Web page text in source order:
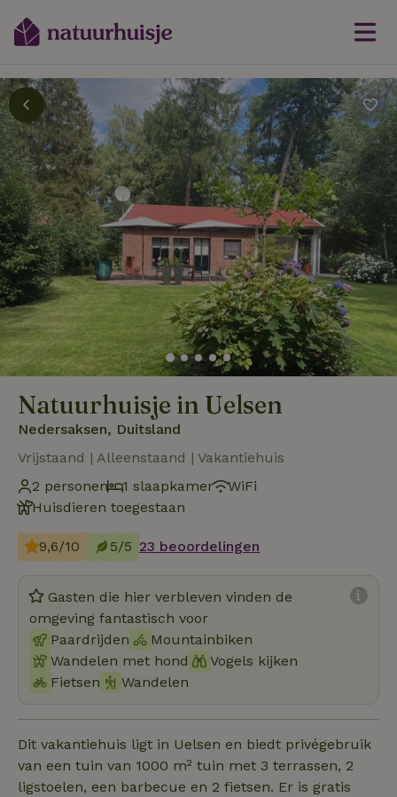
Natuurhuisje in Uelsen
Nedersaksen, Duitsland
Vrijstaand | Alleenstaand | Vakantiehuis
2 personen
1 slaapkamer
WiFi
Huisdieren toegestaan
9,6/10 5/5 23 beoordelingen
Gasten die hier verbleven vinden de
omgeving fantastisch voor
Paardrijden
Mountainbiken
Wandelen met hond
Vogels kijken
Fietsen
Wandelen
Dit vakantiehuis ligt in Uelsen en biedt privégebruik
van een tuin van 1000 m² tuin met 3 terrassen, 2
ligstoelen, een barbecue en 2 fietsen. Er is gratis